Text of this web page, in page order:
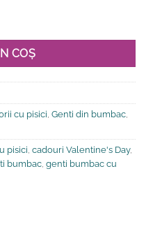
COȘ
cu pisici Genti din bumbac
pisici cadouri Valentine's Day,
bumbac genti bumbac cu